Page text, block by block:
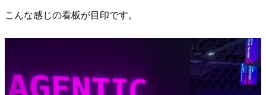
こんな感じの看板が目印です。